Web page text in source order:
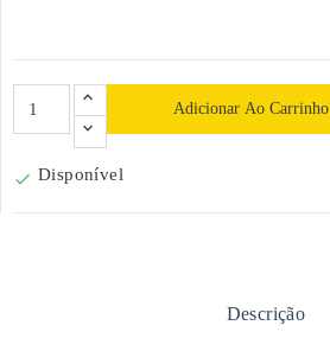
Adicionar Ao Carrinho
 Disponível
Descrição